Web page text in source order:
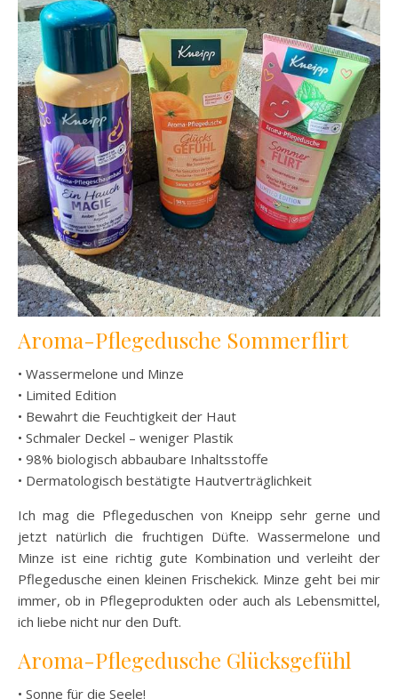
Aroma-Pflegedusche Sommerflirt
• Wassermelone und Minze
• Limited Edition
• Bewahrt die Feuchtigkeit der Haut
• Schmaler Deckel – weniger Plastik
• 98% biologisch abbaubare Inhaltsstoffe
• Dermatologisch bestätigte Hautverträglichkeit
Ich mag die Pflegeduschen von Kneipp sehr gerne und
jetzt natürlich die fruchtigen Düfte. Wassermelone und
Minze ist eine richtig gute Kombination und verleiht der
Pflegedusche einen kleinen Frischekick. Minze geht bei mir
immer, ob in Pflegeprodukten oder auch als Lebensmittel,
ich liebe nicht nur den Duft.
Aroma-Pflegedusche Glücksgefühl
• Sonne für die Seele!